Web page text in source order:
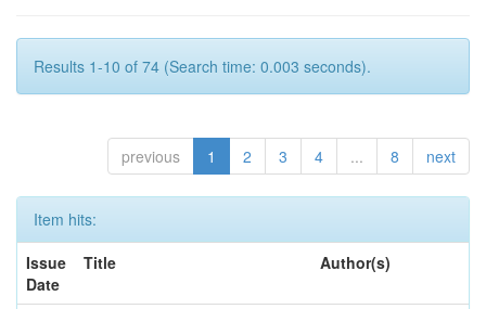
Results 1-10 of 74 (Search time: 0.003 seconds).
previous 1 2 3 4 ... 8 next
Item hits:
Issue
Date
Title Author(s)